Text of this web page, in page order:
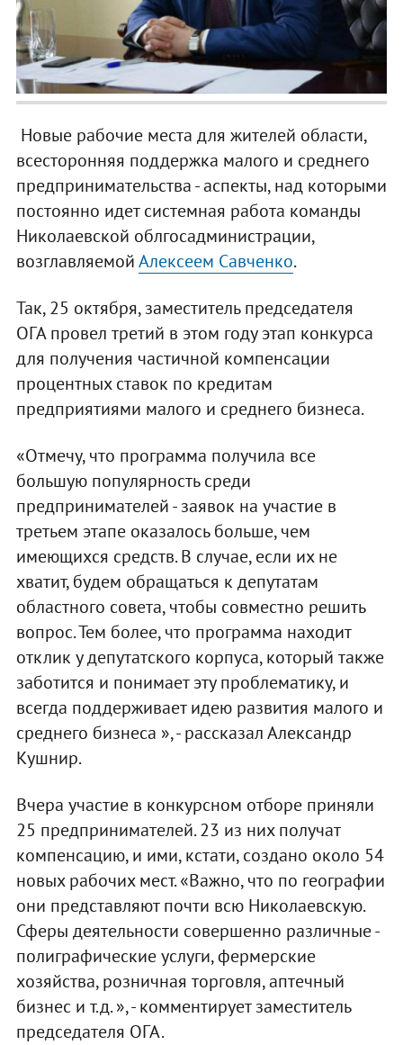
Новые рабочие места для жителей области,
всесторонняя поддержка малого и среднего
предпринимательства - аспекты, над которыми
постоянно идет системная работа команды
Николаевской облгосадминистрации,
возглавляемойАлексеем Савченко.
Так, 25 октября, заместитель председателя
ОГА провел третий в этом году этап конкурса
для получения частичной компенсации
процентных ставок по кредитам
предприятиями малого и среднего бизнеса.
«Отмечу, что программа получила все
большую популярность среди
предпринимателей - заявок на участие в
третьем этапе оказалось больше, чем
имеющихся средств. В случае, если их не
хватит, будем обращаться к депутатам
областного совета, чтобы совместно решить
вопрос. Тем более, что программа находит
отклик у депутатского корпуса, который также
заботится и понимает эту проблематику, и
всегда поддерживает идею развития малого и
среднего бизнеса », - рассказал Александр
Кушнир.
Вчера участие в конкурсном отборе приняли
25 предпринимателей. 23 из них получат
компенсацию, и ими, кстати, создано около 54
новых рабочих мест. «Важно, что по географии
они представляют почти всю Николаевскую.
Сферы деятельности совершенно различные -
полиграфические услуги, фермерские
хозяйства, розничная торговля, аптечный
бизнес и т.д. », - комментирует заместитель
председателя ОГА.